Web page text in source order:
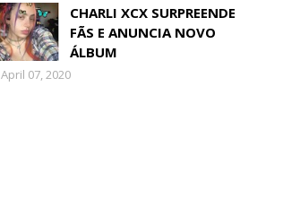
CHARLI XCX SURPREENDE
FÃS E ANUNCIA NOVO
ÁLBUM
April 07, 2020